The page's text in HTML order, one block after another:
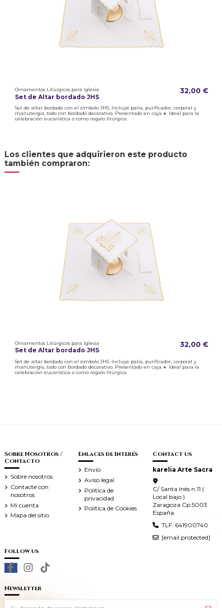
Ornamentos Litúrgicos para Iglesia
Set de Altar bordado JHS
32,00 €
Set de altar bordado con el símbolo JHS. Incluye palia, purificador, corporal y
manutergio, todo con bordado decorativo. Presentado en caja.🔸 Ideal para la
celebración eucarística o como regalo litúrgico.
Los clientes que adquirieron este producto
también compraron:
Ornamentos Litúrgicos para Iglesia
Set de Altar bordado JHS
32,00 €
Set de altar bordado con el símbolo JHS. Incluye palia, purificador, corporal y
manutergio, todo con bordado decorativo. Presentado en caja.🔸 Ideal para la
celebración eucarística o como regalo litúrgico.
Sobre Nosotros /
Contacto
Sobre nosotros
Contacte con
nosotros
Mi cuenta
Mapa del sitio
Enlaces de Interés
Envío
Aviso legal
Política de
privacidad
Política de Cookies
Contact us
karelia Arte Sacra
C/ Santa Inés n.11 (
Local bajo )
Zaragoza Cp.5003
España
TLF: 641900740
[email protected]
Follow us
Newsletter